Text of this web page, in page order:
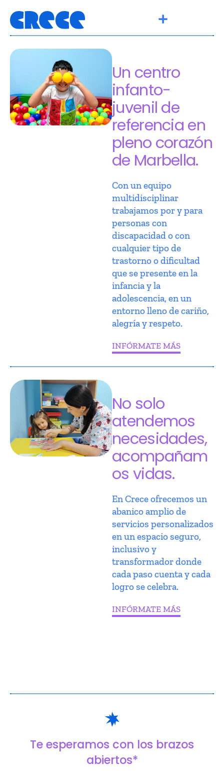
Un centro
infanto-
juvenil de
referencia en
pleno corazón
de Marbella.
Con un equipo
multidisciplinar
trabajamos por y para
personas con
discapacidad o con
cualquier tipo de
trastorno o dificultad
que se presente en la
infancia y la
adolescencia, en un
entorno lleno de cariño,
alegría y respeto.
INFÓRMATE MÁS
No solo
atendemos
necesidades,
acompañam
os vidas.
En Crece ofrecemos un
abanico amplio de
servicios personalizados
en un espacio seguro,
inclusivo y
transformador donde
cada paso cuenta y cada
logro se celebra.
INFÓRMATE MÁS
Te esperamos con los brazos
abiertos*